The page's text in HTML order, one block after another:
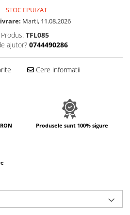
STOC EPUIZAT
Marti, 11.08.2026
TFL085
ajutor? 0744490286
Cere informatii
Produsele sunt 100% sigure